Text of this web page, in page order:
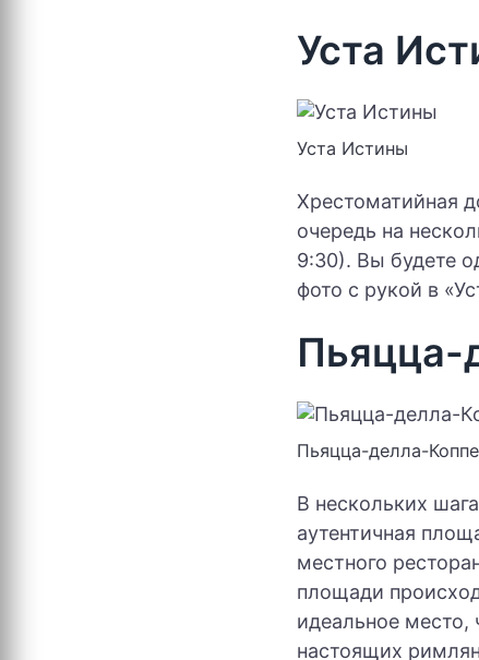
Уста
Уста Истины
Хрестоматийная
очередь на
9:30). Вы будете
фото с рукой в
Пьяцца-
Пьяцца-делла-
В нескольких
аутентичная
местного
площади
идеальное место,
настоящих